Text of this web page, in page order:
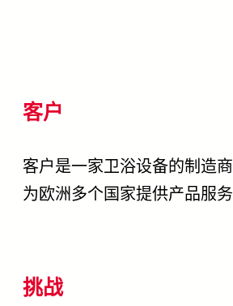
客户
客户是一家卫浴设备的制造
为欧洲多个国家提供产品服务
挑战